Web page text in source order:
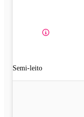
Semi-leito